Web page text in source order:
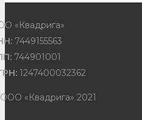
«Квадрига»
7449155563
744901001
1247400032362
«Квадрига» 2021